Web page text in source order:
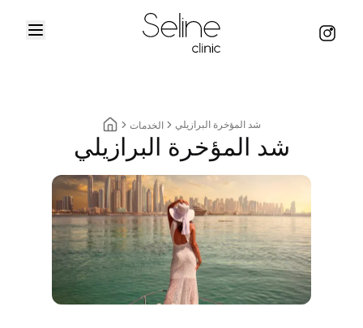
Home breadcrumbs
الخدمات شد المؤخرة البرازيلي
شد المؤخرة البرازيلي